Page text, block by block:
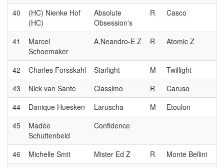
40
(HC) Nienke Hof
(HC)
Absolute
Obsession's
R Casco
41
Marcel
Schoemaker
A.Neandro-E Z R Atomic Z
42 Charles Forsskahl Starlight M
Twillight
43
Nick van Sante Classimo R
Caruso
44
Danique Huesken Laruscha M
Etoulon
45
Madée
Schuttenbeld
Confidence
46 Michelle Smit Mister Ed Z R
Monte Bellini